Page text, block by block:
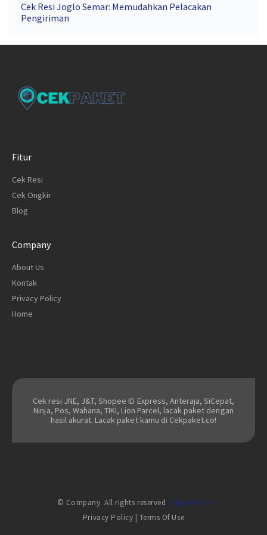
Cek Resi Joglo Semar: Memudahkan Pelacakan
Pengiriman
Fitur
Cek Resi
Cek Ongkir
Blog
Company
About Us
Kontak
Privacy Policy
Home
Cek resi JNE, J&T, Shopee ID Express, Anteraja, SiCepat,
Ninja, Pos, Wahana, TIKI, Lion Parcel, lacak paket dengan
hasil akurat. Lacak paket kamu di Cekpaket.co!
© Company. All rights reserved cekpaket.co
Privacy Policy | Terms Of Use